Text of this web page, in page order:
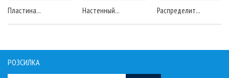
Пластина... Настенный... Распределит...
РОЗСИЛКА